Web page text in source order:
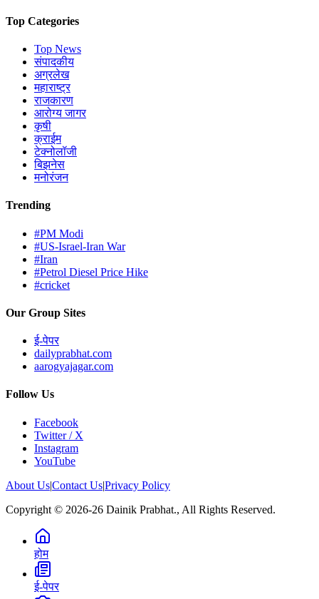
Top Categories
Top News
संपादकीय
अग्रलेख
महाराष्ट्र
राजकारण
आरोग्य जागर
कृषी
क्राईम
टेक्नोलॉजी
बिझनेस
मनोरंजन
Trending
#PM Modi
#US-Israel-Iran War
#Iran
#Petrol Diesel Price Hike
#cricket
Our Group Sites
ई-पेपर
dailyprabhat.com
aarogyajagar.com
Follow Us
Facebook
Twitter / X
Instagram
YouTube
About Us|Contact Us|Privacy Policy
Copyright © 2026-26 Dainik Prabhat., All Rights Reserved.
होम
ई-पेपर